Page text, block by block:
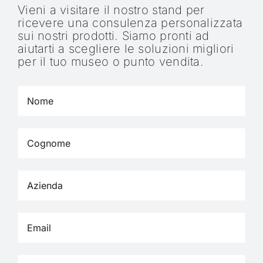
Vieni a visitare il nostro stand per
ricevere una consulenza personalizzata
sui nostri prodotti. Siamo pronti ad
aiutarti a scegliere le soluzioni migliori
per il tuo museo o punto vendita.